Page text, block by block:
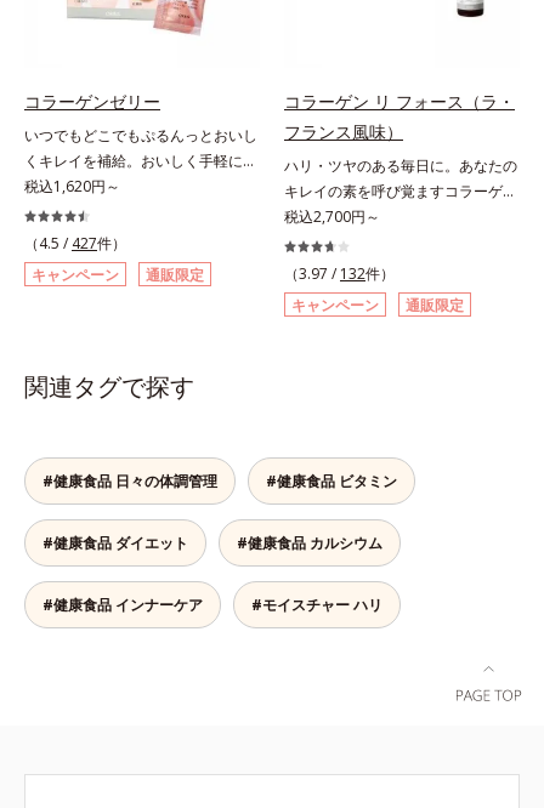
とすっきりとした酸味が特徴の「ゆ
ず風味」、芳醇なマスカットの香り
「マスカット風味」、ピーチの甘い
香りと爽やかな甘味が楽しめる「ピ
ーチ風味」の3種のフレーバーをご
用意。その日の気分に合わせてチョ
イスできるから、より飽きにくく、
水なしで飲めるから、毎日手軽にお
いしく続けられます。*1 販売商品
として。*2 許可表示：本品に含ま
います。
コラーゲンゼリー
いつでもどこでもぷるんっとおいし
くキレイを補給。おいしく手軽にキ
レイをチャージ！ おやつ感覚でハ
リと弾力のある毎日に欠かせない人
気のコラーゲンを補給できる、ステ
ィック型ゼリーです。吸収が早い、
分子の小さなコラーゲンが1袋にた
B6も加えました。コラーゲン特有
みずみずしいゼリーです。個包装の
スティックタイプだから、いつでも
どこでも片手でおいしくコラーゲン
をチャージできます。年齢と共に気
になる悩みも、おやつやデザート時
にぷるんっと食べて解消を目指しま
しょう。脂肪分ゼロ＆1袋20kcal
税込1,620円～
（4.5 / 427件）
キャンペーン
通販限定
コラーゲン リ フォース（ラ・
フランス風味）
ハリ・ツヤのある毎日に。あなたの
キレイの素を呼び覚ますコラーゲン
ドリンク。体内のコラーゲンに着目
したコラーゲンドリンクです。秘密
はレモンバームエキス。コラーゲン
と相性のいい美容素材を配合するこ
とで、あなたに眠るキレイの因子を
配合。サポート成分のビタミンC、
スムーズに届けるヒハツエキスも加
わることで、毎日のハリ・ツヤをし
っかりと応援します。山形県産の
ラ・フランス果汁を使用した、すっ
きり飲みやすい味わい。ノンカフェ
インのため、大事なイベント前のケ
です。各商品の詳しい情報は商品ペ
ージをご覧ください。・BEAUTY夏
税込2,700円～
（3.97 / 132件）
キャンペーン
通販限定
関連タグで探す
#健康食品 日々の体調管理 #健康食品 ビタミン
#健康食品 ダイエット #健康食品 カルシウム
#健康食品 インナーケア #モイスチャー ハリ